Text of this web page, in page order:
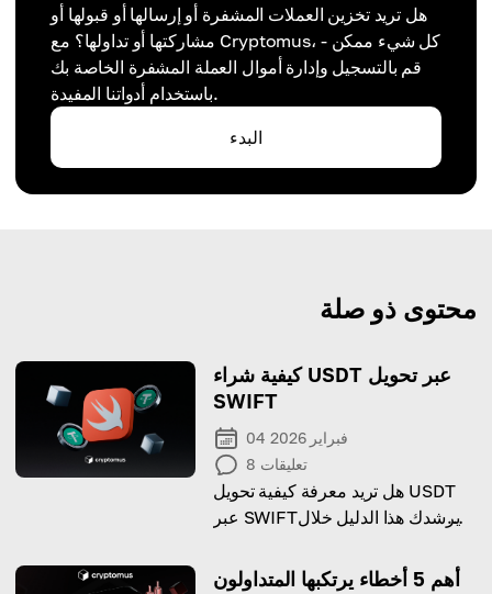
هل تريد تخزين العملات المشفرة أو إرسالها أو قبولها أو
مشاركتها أو تداولها؟ مع Cryptomus، كل شيء ممكن -
قم بالتسجيل وإدارة أموال العملة المشفرة الخاصة بك
باستخدام أدواتنا المفيدة.
البدء
محتوى ذو صلة
كيفية شراء USDT عبر تحويل
SWIFT
04 فبراير 2026
8 تعليقات
هل تريد معرفة كيفية تحويل USDT
عبر SWIFT؟ يرشدك هذا الدليل خلال
أهم 5 أخطاء يرتكبها المتداولون